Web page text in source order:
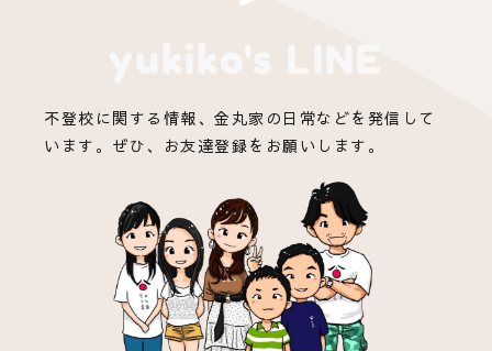
不登校に関する情報、金丸家の日常などを発信して
います。ぜひ、お友達登録をお願いします。